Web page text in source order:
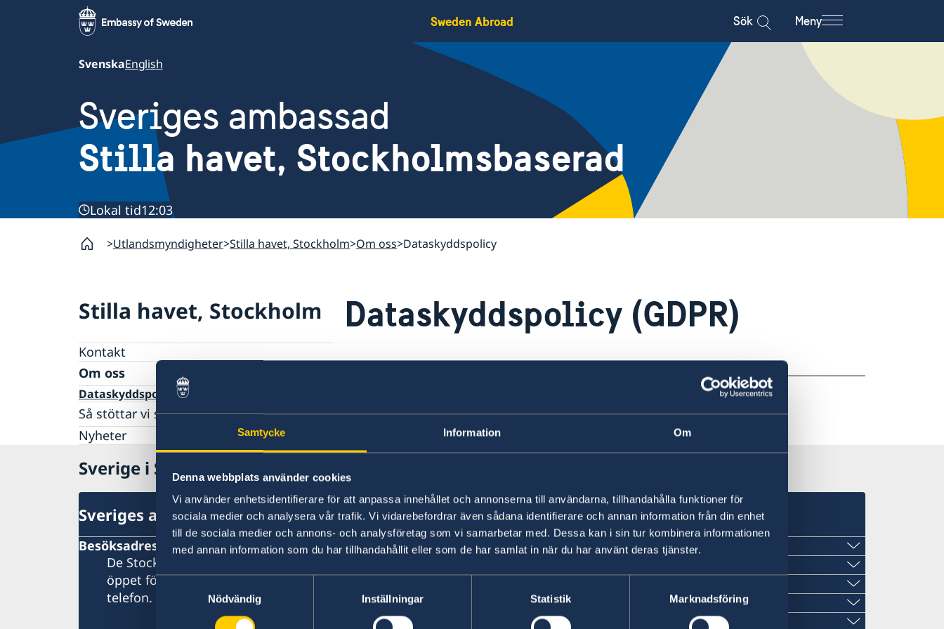
Samtycke Information Om
Denna webbplats använder cookies
Vi använder enhetsidentifierare för att anpassa innehållet och annonserna till användarna, tillhandahålla funktioner för
sociala medier och analysera vår trafik. Vi vidarebefordrar även sådana identifierare och annan information från din enhet
till de sociala medier och annons- och analysföretag som vi samarbetar med. Dessa kan i sin tur kombinera informationen
med annan information som du har tillhandahållit eller som de har samlat in när du har använt deras tjänster.
Samtyckesval
Nödvändig
Inställningar Statistik Marknadsföring
Sweden Abroad Sök Meny
SvenskaEnglish
Sveriges ambassad
Stilla havet, Stockholmsbaserad
Lokal tid12:03
Utlandsmyndigheter Stilla havet, Stockholm Om oss Dataskyddspolicy
Stilla havet, Stockholm
Kontakt
Om oss
Dataskyddspolicy
Så stöttar vi svenska företag
Vi är en resurs för svenska företag
Så kan du få stöd
Anmäl handelshinder
Nyheter
Dataskyddspolicy (GDPR)
Dataskyddspolicy (GDPR).
Sverige i Stilla havet
Sveriges ambassad (Stockholmsbaserad)
Besöksadress
De Stockholmsbaserade utlandsmyndigheterna har inte
öppet för besökare. Vänligen kontakta oss via epost eller
telefon.
Svenska konsulat
Apia, Samoa
+685 7744885
+677 768 72 57
Port Vila, Vanuatu
Suva, Fiji